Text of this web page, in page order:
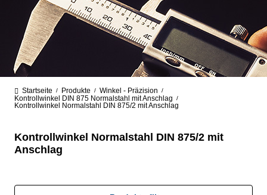
Startseite / Produkte / Winkel - Präzision /
Kontrollwinkel DIN 875 Normalstahl mit Anschlag /
Kontrollwinkel Normalstahl DIN 875/2 mit Anschlag
Kontrollwinkel Normalstahl DIN 875/2 mit
Anschlag